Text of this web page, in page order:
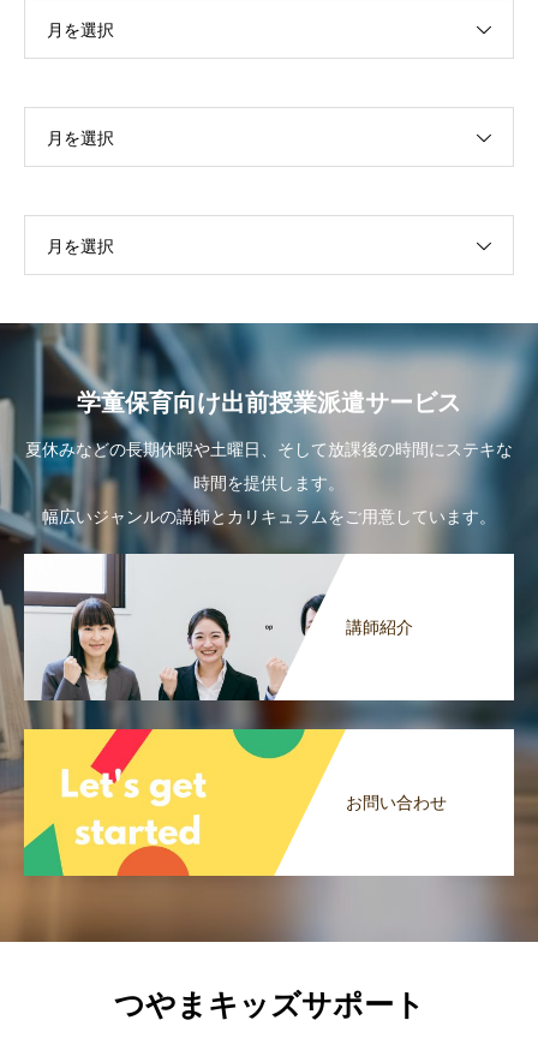
月を選択
月を選択
月を選択
学童保育向け出前授業派遣サービス
夏休みなどの長期休暇や土曜日、そして放課後の時間にステキな
時間を提供します。
幅広いジャンルの講師とカリキュラムをご用意しています。
講師紹介
お問い合わせ
つやまキッズサポート